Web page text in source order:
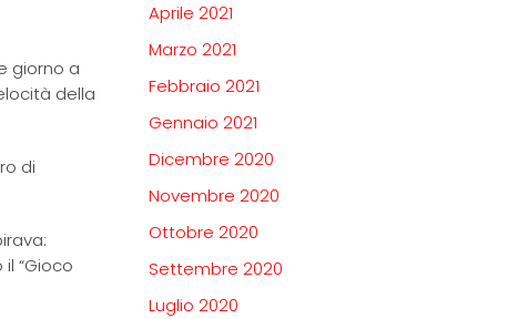
giorno a
della
di
“Gioco
Aprile 2021
Marzo 2021
Febbraio 2021
Gennaio 2021
Dicembre 2020
Novembre 2020
Ottobre 2020
Settembre 2020
Luglio 2020